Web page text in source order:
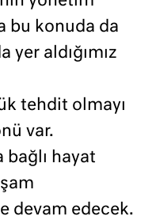
bu konuda da
yer aldığımız
tehdit olmayı
var.
bağlı hayat
devam edecek.